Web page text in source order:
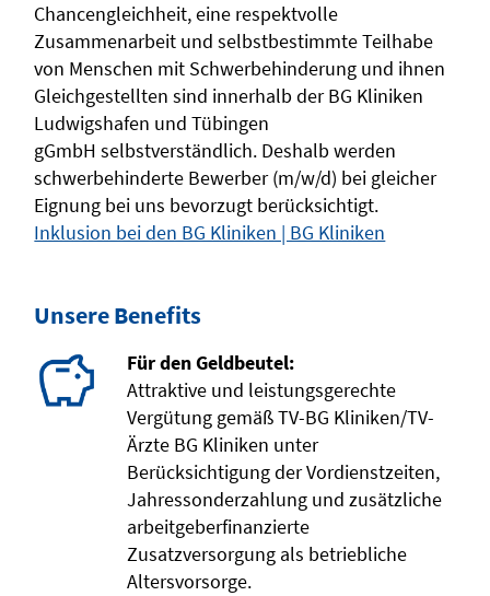
Chancengleichheit, eine respektvolle
Zusammenarbeit und selbstbestimmte Teilhabe
von Menschen mit Schwerbehinderung und ihnen
Gleichgestellten sind innerhalb der BG Kliniken
Ludwigshafen und Tübingen
gGmbH selbstverständlich. Deshalb werden
schwerbehinderte Bewerber (m/w/d) bei gleicher
Eignung bei uns bevorzugt berücksichtigt.
Inklusion bei den BG Kliniken | BG Kliniken
Unsere Benefits
Für den Geldbeutel:
Attraktive und leistungsgerechte
Vergütung gemäß TV-BG Kliniken/TV-
Ärzte BG Kliniken unter
Berücksichtigung der Vordienstzeiten,
Jahressonderzahlung und zusätzliche
arbeitgeberfinanzierte
Zusatzversorgung als betriebliche
Altersvorsorge.